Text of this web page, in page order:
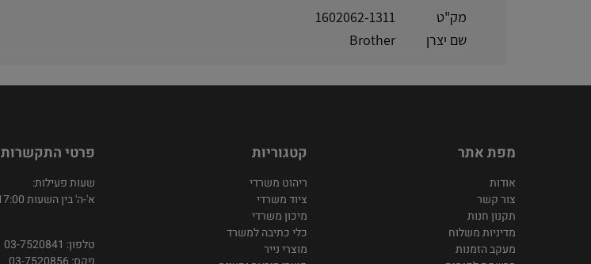
מק"ט
1602062-1311
שם יצרן
Brother
מפת אתר
אודות
צור קשר
תקנון חנות
מדיניות משלוח
מעקב הזמנות
קטגוריות
ריהוט משרדי
ציוד משרדי
מיכון משרדי
כלי כתיבה למשרד
מוצרי נייר
פרטי התקשרות
שעות פעילות:
א'-ה' בין השעות 09:00-17:00
טלפון: 03-7520841